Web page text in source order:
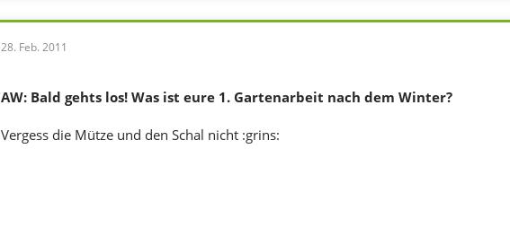
28. Feb. 2011
AW: Bald gehts los! Was ist eure 1. Gartenarbeit nach dem Winter?
Vergess die Mütze und den Schal nicht :grins: